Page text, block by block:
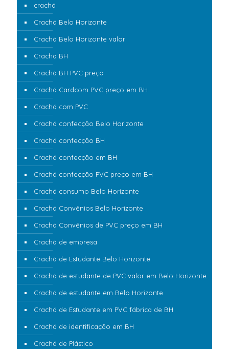
crachá
Crachá Belo Horizonte
Crachá Belo Horizonte valor
Cracha BH
Crachá BH PVC preço
Crachá Cardcom PVC preço em BH
Crachá com PVC
Crachá confecção Belo Horizonte
Crachá confecção BH
Crachá confecção em BH
Crachá confecção PVC preço em BH
Crachá consumo Belo Horizonte
Crachá Convênios Belo Horizonte
Crachá Convênios de PVC preço em BH
Crachá de empresa
Crachá de Estudante Belo Horizonte
Crachá de estudante de PVC valor em Belo Horizonte
Crachá de estudante em Belo Horizonte
Crachá de Estudante em PVC fábrica de BH
Crachá de identificação em BH
Crachá de Plástico